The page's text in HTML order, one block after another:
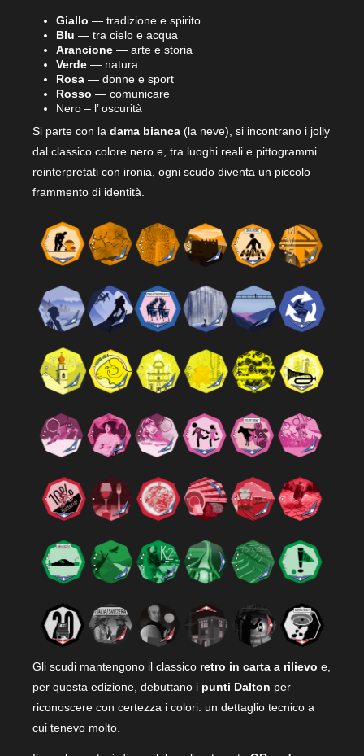
Giallo — tradizione e spirito
Blu — tra cielo e acqua
Arancione— arte e storia
Verde— natura
Rosa— donne e sport
Rosso — comunicare
Nero – l’ oscurità
Si parte con la dama bianca (la neve), si incontrano i jolly
dal classico colore nero e, tra luoghi reali e pittogrammi
reinterpretati con ironia, ogni scudo diventa un piccolo
frammento di identità.
Gli scudi mantengono il classico retro in carta a rilievo e,
per questa edizione, debuttano i punti Dalton per
riconoscere con certezza i colori: un dettaglio tecnico a
cui tenevo molto.